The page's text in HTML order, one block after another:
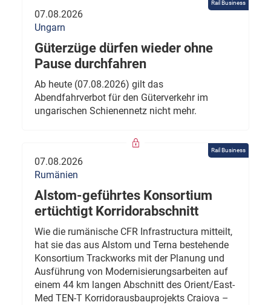
Rail Business
07.08.2026
Ungarn
Güterzüge dürfen wieder ohne
Pause durchfahren
Ab heute (07.08.2026) gilt das
Abendfahrverbot für den Güterverkehr im
ungarischen Schienennetz nicht mehr.
Rail Business
07.08.2026
Rumänien
Alstom-geführtes Konsortium
ertüchtigt Korridorabschnitt
Wie die rumänische CFR Infrastructura mitteilt,
hat sie das aus Alstom und Terna bestehende
Konsortium Trackworks mit der Planung und
Ausführung von Modernisierungsarbeiten auf
einem 44 km langen Abschnitt des Orient/East-
Med TEN-T Korridorausbauprojekts Craiova –